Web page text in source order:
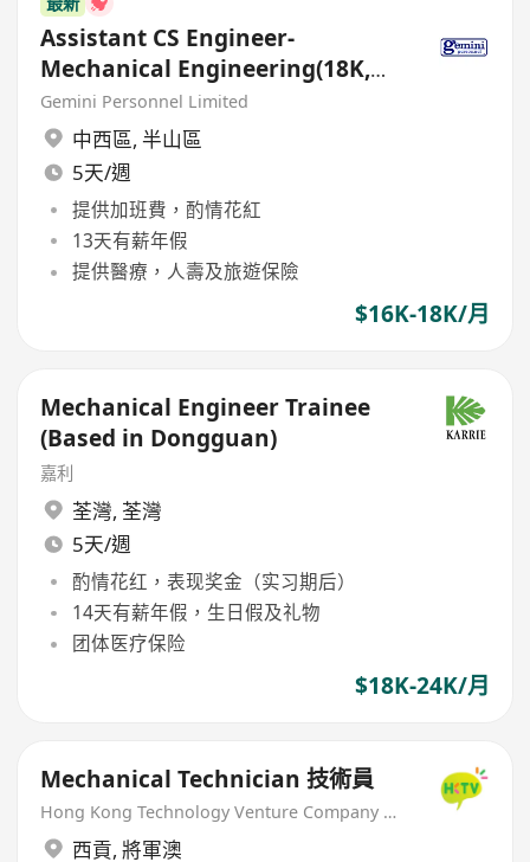
Assistant CS Engineer-
Mechanical Engineering(18K,
Bonus - Fresh Grad Consider)
Gemini Personnel Limited
中西區, 半山區
5天/週
提供加班費，酌情花紅
13天有薪年假
提供醫療，人壽及旅遊保險
$16K-18K/月
Mechanical Engineer Trainee
(Based in Dongguan)
嘉利
荃灣, 荃灣
5天/週
酌情花红，表现奖金（实习期后）
14天有薪年假，生日假及礼物
团体医疗保险
$18K-24K/月
Mechanical Technician 技術員
Hong Kong Technology Venture Company Limited(HKTV)
西貢, 將軍澳